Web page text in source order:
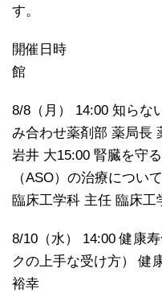
す。
開催日
館
8/8（月） 14:00 知らな
み合わせ薬剤部 薬局長
岩井 大15:00 腎臓を守
（ASO）の治療につい
臨床工学科 主任 臨床
8/10（水） 14:00 健康
クの上手な受け方）
裕幸